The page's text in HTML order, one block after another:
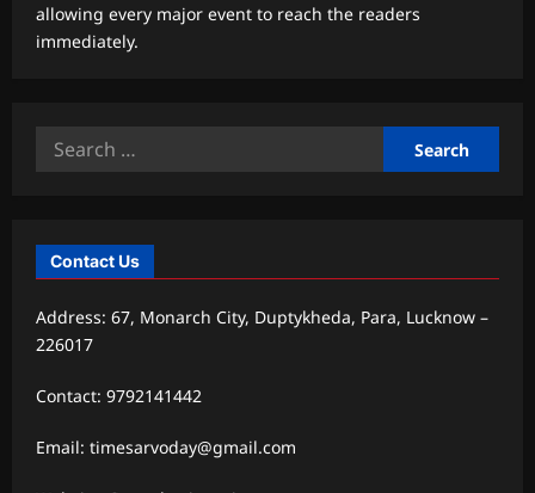
allowing every major event to reach the readers
immediately.
Search
Contact Us
Address: 67, Monarch City, Duptykheda, Para, Lucknow –
226017
Contact: 9792141442
Email: timesarvoday@gmail.com